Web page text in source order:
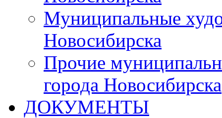
Муниципальные
Новосибирска
Прочие
города Новосибирска
ДОКУМЕНТЫ